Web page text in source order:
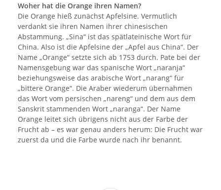
Woher hat die Orange ihren Namen?
Die Orange hieß zunächst Apfelsine. Vermutlich
verdankt sie ihren Namen ihrer chinesischen
Abstammung. „Sina“ ist das spätlateinische Wort für
China. Also ist die Apfelsine der „Apfel aus China“. Der
Name „Orange“ setzte sich ab 1753 durch. Pate bei der
Namensgebung war das spanische Wort „naranja“
beziehungsweise das arabische Wort „narang“ für
„bittere Orange“. Die Araber wiederum übernahmen
das Wort vom persischen „nareng“ und dem aus dem
Sanskrit stammenden Wort „naranga“. Der Name
Orange leitet sich übrigens nicht aus der Farbe der
Frucht ab – es war genau anders herum: Die Frucht war
zuerst da und die Farbe wurde nach ihr benannt.